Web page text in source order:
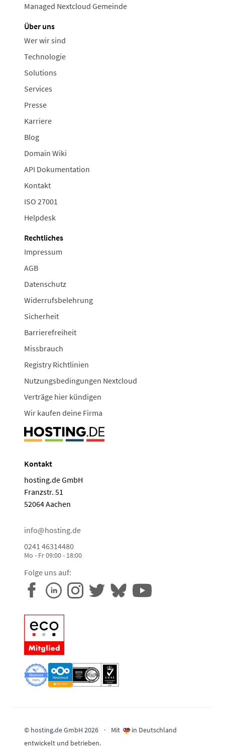
Managed Nextcloud Gemeinde
Über uns
Wer wir sind
Technologie
Solutions
Services
Presse
Karriere
Blog
Domain Wiki
API Dokumentation
Kontakt
ISO 27001
Helpdesk
Rechtliches
Impressum
AGB
Datenschutz
Widerrufsbelehrung
Sicherheit
Barrierefreiheit
Missbrauch
Registry Richtlinien
Nutzungsbedingungen Nextcloud
Verträge hier kündigen
Wir kaufen deine Firma
Kontakt
hosting.de GmbH
Franzstr. 51
52064 Aachen
info@hosting.de
0241 46314480
Mo - Fr 09:00 - 18:00
Folge uns auf:
© hosting.de GmbH 2026 · Mit
in Deutschland
entwickelt und betrieben.